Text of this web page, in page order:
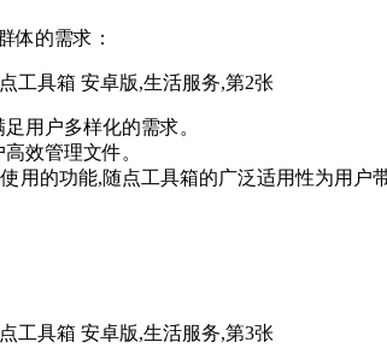
体的需求：
用户多样化的需求。
效管理文件。
用的功能,随点工具箱的广泛适用性为用户